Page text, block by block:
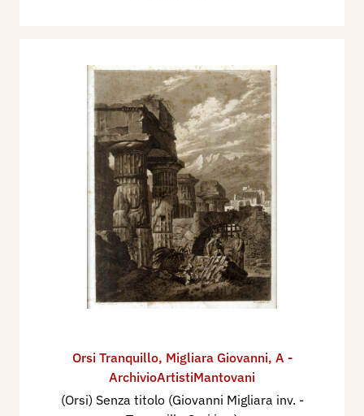
Orsi Tranquillo, Migliara Giovanni, A -
ArchivioArtistiMantovani
(Orsi) Senza titolo (Giovanni Migliara inv. -